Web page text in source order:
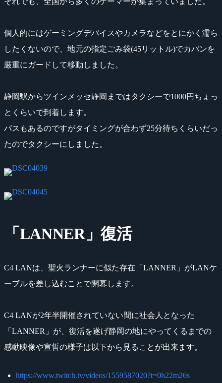
個人的にはゲーミングデバイスやカメラなどをとにかく濡ら
したくないので、地元の指定ごみ袋(45リットル)でカバンを
厳重にガードして移動しました。
静岡駅からツインメッセ静岡まではタクシーで1000円ちょっ
とくらいで到着します。
バスもあるのですがタイミングが合わず25分待ちくらいだっ
たのでタクシーにしました。
「LANNER」復活
C4 LANは、聖火ランナーに似た存在「LANNER」がLANケ
ーブルを差し込むことで開幕します。
C4 LANが2年半開催されていない間に社会人となった
「LANNER」が、復活を遂げ静岡の地にやってくるまでの
感動映像や宣誓の様子は以下から見ることが出来ます。
https://www.twitch.tv/videos/1559587020?t=0h22m26s